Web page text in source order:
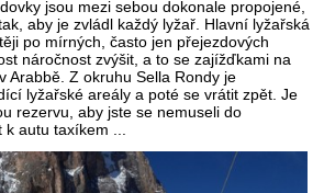
jsou mezi sebou dokonale propojené,
aby je zvládl každý lyžař. Hlavní lyžařská
po mírných, často jen přejezdových
náročnost zvýšit, a to se zajížďkami na
Arabbě. Z okruhu Sella Rondy je
lyžařské areály a poté se vrátit zpět. Je
rezervu, aby jste se nemuseli do
k autu taxíkem ...